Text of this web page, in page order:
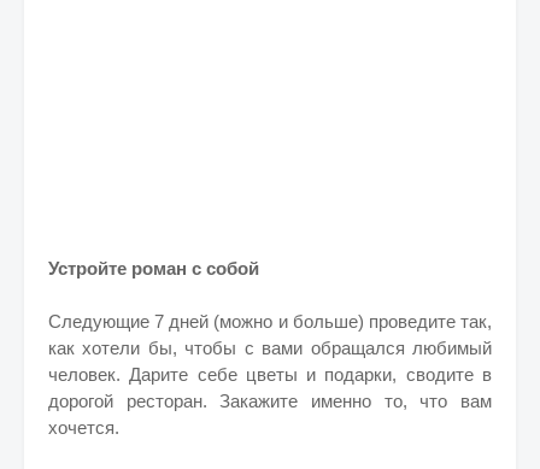
Устройте роман с собой
Следующие 7 дней (можно и больше) проведите так,
как хотели бы, чтобы с вами обращался любимый
человек. Дарите себе цветы и подарки, сводите в
дорогой ресторан. Закажите именно то, что вам
хочется.